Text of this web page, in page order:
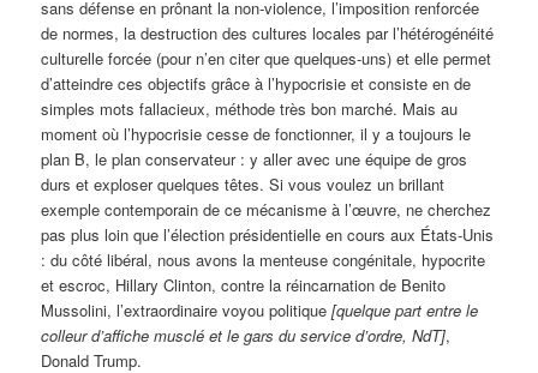
sans défense en prônant la non-violence, l’imposition renforcée
de normes, la destruction des cultures locales par l’hétérogénéité
culturelle forcée (pour n’en citer que quelques-uns) et elle permet
d’atteindre ces objectifs grâce à l’hypocrisie et consiste en de
simples mots fallacieux, méthode très bon marché. Mais au
moment où l’hypocrisie cesse de fonctionner, il y a toujours le
plan B, le plan conservateur : y aller avec une équipe de gros
durs et exploser quelques têtes. Si vous voulez un brillant
exemple contemporain de ce mécanisme à l’œuvre, ne cherchez
pas plus loin que l’élection présidentielle en cours aux États-Unis
: du côté libéral, nous avons la menteuse congénitale, hypocrite
et escroc, Hillary Clinton, contre la réincarnation de Benito
Mussolini, l’extraordinaire voyou politique[quelque part entre le
colleur d’affiche musclé et le gars du service d’ordre, NdT],
Donald Trump.